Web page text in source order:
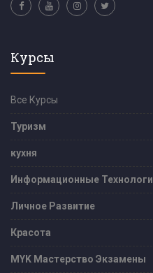
Курсы
Все Курсы
Туризм
кухня
Информационные
Личное Развитие
Красота
MYK Мастерство Экзамены